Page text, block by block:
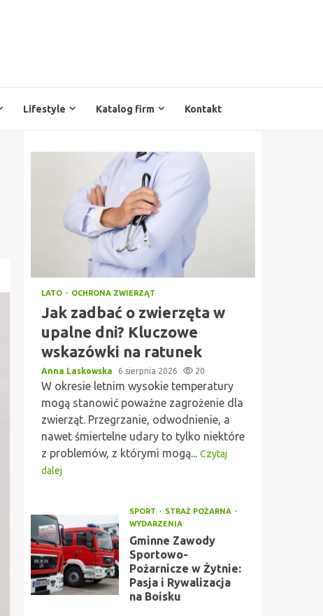
Lifestyle Katalog firm Kontakt
LATO OCHRONA ZWIERZĄT
Jak zadbać o zwierzęta w
upalne dni? Kluczowe
wskazówki na ratunek
Anna Laskowska 6 sierpnia 2026 20
W okresie letnim wysokie temperatury
mogą stanowić poważne zagrożenie dla
zwierząt. Przegrzanie, odwodnienie, a
nawet śmiertelne udary to tylko niektóre
z problemów, z którymi mogą... Czytaj
dalej
SPORT
STRAŻ POŻARNA
WYDARZENIA
Gminne Zawody
Sportowo-
Pożarnicze w Żytnie:
Pasja i Rywalizacja
na Boisku